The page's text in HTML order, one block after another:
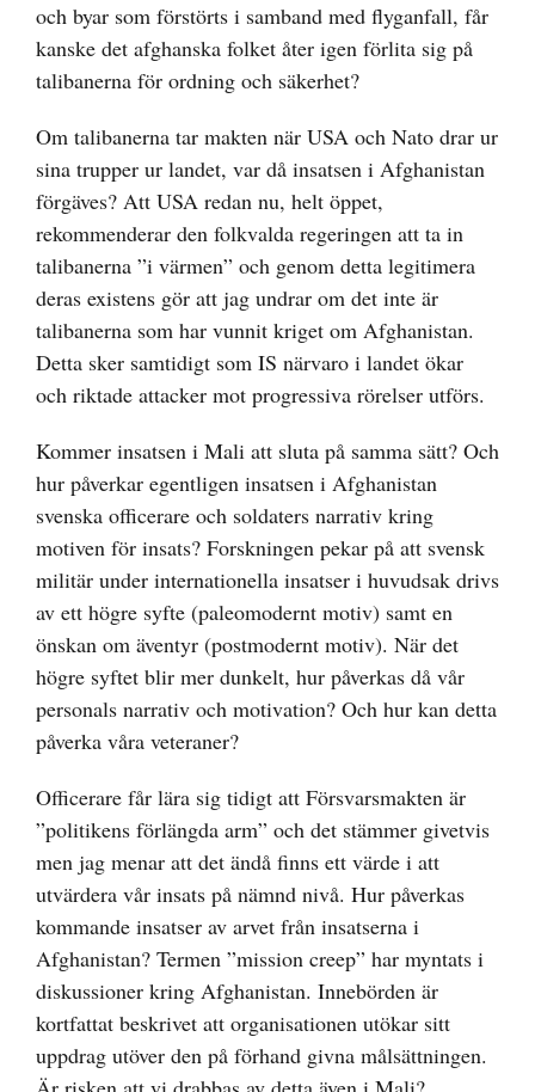
och byar som förstörts i samband med flyganfall, får
kanske det afghanska folket åter igen förlita sig på
talibanerna för ordning och säkerhet?
Om talibanerna tar makten när USA och Nato drar ur
sina trupper ur landet, var då insatsen i Afghanistan
förgäves? Att USA redan nu, helt öppet,
rekommenderar den folkvalda regeringen att ta in
talibanerna ”i värmen” och genom detta legitimera
deras existens gör att jag undrar om det inte är
talibanerna som har vunnit kriget om Afghanistan.
Detta sker samtidigt som IS närvaro i landet ökar
och riktade attacker mot progressiva rörelser utförs.
Kommer insatsen i Mali att sluta på samma sätt? Och
hur påverkar egentligen insatsen i Afghanistan
svenska officerare och soldaters narrativ kring
motiven för insats? Forskningen pekar på att svensk
militär under internationella insatser i huvudsak drivs
av ett högre syfte (paleomodernt motiv) samt en
önskan om äventyr (postmodernt motiv). När det
högre syftet blir mer dunkelt, hur påverkas då vår
personals narrativ och motivation? Och hur kan detta
påverka våra veteraner?
Officerare får lära sig tidigt att Försvarsmakten är
”politikens förlängda arm” och det stämmer givetvis
men jag menar att det ändå finns ett värde i att
utvärdera vår insats på nämnd nivå. Hur påverkas
kommande insatser av arvet från insatserna i
Afghanistan? Termen ”mission creep” har myntats i
diskussioner kring Afghanistan. Innebörden är
kortfattat beskrivet att organisationen utökar sitt
uppdrag utöver den på förhand givna målsättningen.